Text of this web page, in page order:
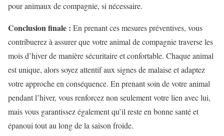
pour animaux de compagnie, si nécessaire.
Conclusion finale : En prenant ces mesures préventives, vous
contribuerez à assurer que votre animal de compagnie traverse les
mois d’hiver de manière sécuritaire et confortable. Chaque animal
est unique, alors soyez attentif aux signes de malaise et adaptez
votre approche en conséquence. En prenant soin de votre animal
pendant l’hiver, vous renforcez non seulement votre lien avec lui,
mais vous garantissez également qu’il reste en bonne santé et
épanoui tout au long de la saison froide.